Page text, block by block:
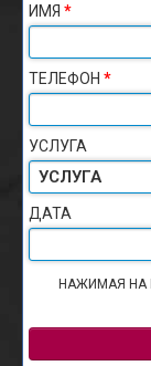
ИМЯ *
ТЕЛЕФОН *
УСЛУГА
ДАТА
НАЖИМАЯ НА